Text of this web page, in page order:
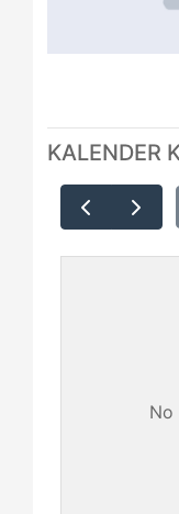
KALENDER
No